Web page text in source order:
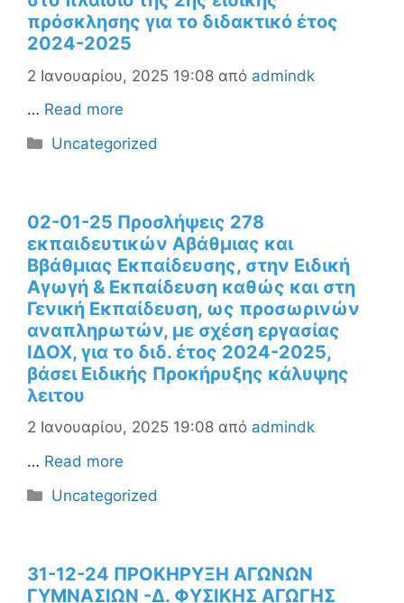
πρόσκλησης για το διδακτικό έτος
2024-2025
2 Ιανουαρίου, 2025 19:08 από admindk
… Read more
Κατηγορίες
Uncategorized
02-01-25 Προσλήψεις 278
εκπαιδευτικών Αβάθμιας και
Ββάθμιας Εκπαίδευσης, στην Ειδική
Αγωγή & Εκπαίδευση καθώς και στη
Γενική Εκπαίδευση, ως προσωρινών
αναπληρωτών, με σχέση εργασίας
ΙΔΟΧ, για το διδ. έτος 2024-2025,
βάσει Ειδικής Προκήρυξης κάλυψης
λειτου
2 Ιανουαρίου, 2025 19:08 από admindk
… Read more
Κατηγορίες
Uncategorized
31-12-24 ΠΡΟΚΗΡΥΞΗ ΑΓΩΝΩΝ
ΓΥΜΝΑΣΙΩΝ -Δ. ΦΥΣΙΚΗΣ ΑΓΩΓΗΣ